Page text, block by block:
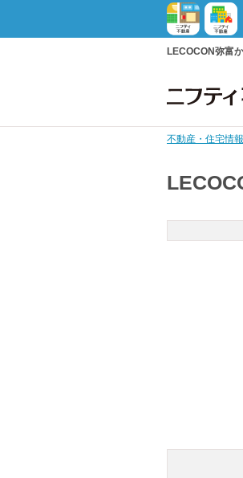
LECOCON弥富
不動産・住宅情